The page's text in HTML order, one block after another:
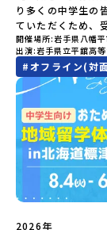
や地域活性モデル
域・教育魅力化
悠所在地：〒690-
BASE2階 その他
合わせ先担当：
地域留学体験」の
ご登録ください♪
ろ？、プログラ
mirai.jp/events/
「はじめての一人
そんな保護者様の
フが直接お答えし
自宅からリラック
確認ください・参
だく前に、「お申
す。ご確認くださ
ただいた方の中
し込み時に記入
ル」をお送りいた
認フォーム」に３
にご回答いただけ
20：00に「参加
す。必ず参加をお
13：00 とかち帯
便で手配ください
ち帯広空港※16：
さい。【対象】中
ステイ住宅※1室
【旅行代金】無
無料となります：
ィ・体験費用・
す・集合場所まで
などの個人的費
抽選の上決定）【
たちとワイワイ
ちょっとドキドキ
出水市の冒険に飛
験プログラム内容
ン・自己紹介ワー
に飛び込む！海を
会」＜2日目＞（
加」 -高校見学 -
づくりにチャレ
にチャレンジ -竹
BBQ」「2日目の
ワーク」 -みんな
※天候の状況や参
（月）〜 8月5日
り多くの中学生の
ていただくため、
「申し込みのタイ
にぜひ一歩踏み出
場合がございます
無料＞緑があふれ
然×アートの融合
か？「大自然や文
ない郷土料理を味
になる。いつか留
すめ！「おため
ながら地域の枠を
留学」をプチ体
ではスタッフがし
は「岩手県八幡平
開催場所 岩手県八幡平
出演 岩手県立平舘高
#オフライン(対
2026年